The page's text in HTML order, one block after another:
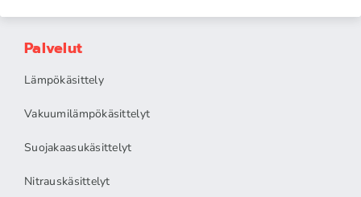
Palvelut
Lämpökäsittely
Vakuumilämpökäsittelyt
Suojakaasukäsittelyt
Nitrauskäsittelyt